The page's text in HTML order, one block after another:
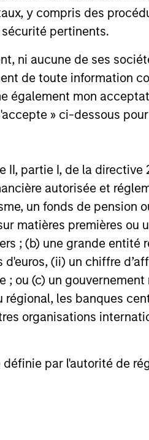
y compris des
pertinents.
ni aucune de ses
de toute information
également mon
» ci-dessous
partie I, de la directive
autorisée et
un fonds de pension
matières premières ou
; (b) une grande
(ii) un chiffre
ou (c) un
les banques
organisations
par l'autorité de
growth and
minimizing
to identify high quality
of Calvert Research